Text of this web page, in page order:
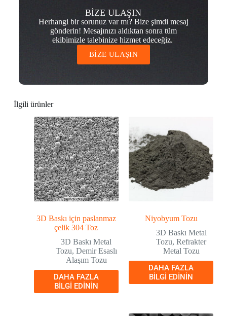
BİZE ULAŞIN
Herhangi bir sorunuz var mı? Bize şimdi mesaj
gönderin! Mesajınızı aldıktan sonra tüm
ekibimizle talebinize hizmet edeceğiz.
BİZE ULAŞIN
İlgili ürünler
3D Baskı için paslanmaz
çelik 304 Toz
3D Baskı Metal
Tozu, Demir Esaslı
Alaşım Tozu
DAHA FAZLA
BILGI EDININ
Niyobyum Tozu
3D Baskı Metal
Tozu,Refrakter
Metal Tozu
DAHA FAZLA
BILGI EDININ